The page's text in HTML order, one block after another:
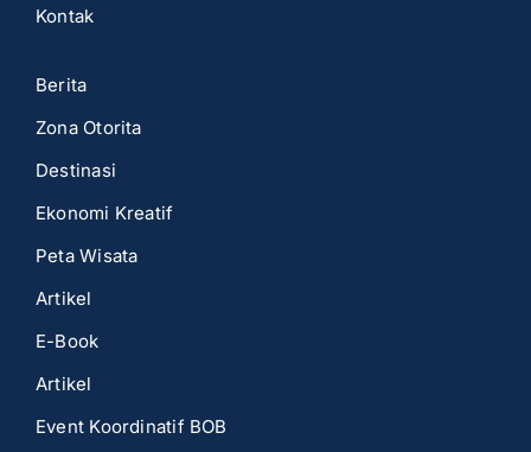
Kontak
Berita
Zona Otorita
Destinasi
Ekonomi Kreatif
Peta Wisata
Artikel
E-Book
Artikel
Event Koordinatif BOB